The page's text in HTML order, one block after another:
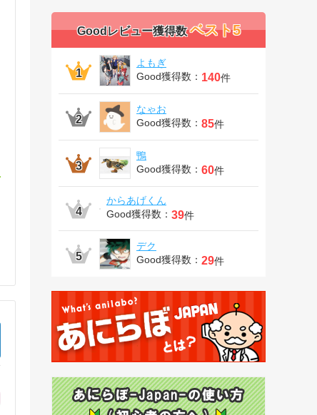
Goodレビュー獲得数ベスト5
よもぎ
Good獲得数： 140件
なゃお
Good獲得数： 85件
鴨
Good獲得数： 60件
からあげくん
Good獲得数： 39件
デク
Good獲得数： 29件